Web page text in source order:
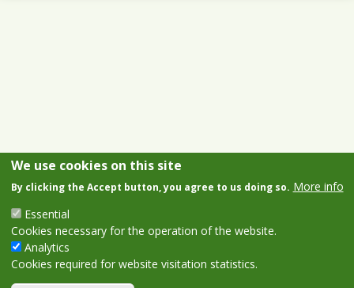
We use cookies on this site
By clicking the Accept button, you agree to us doing so. More info
Essential
Cookies necessary for the operation of the website.
Analytics
Cookies required for website visitation statistics.